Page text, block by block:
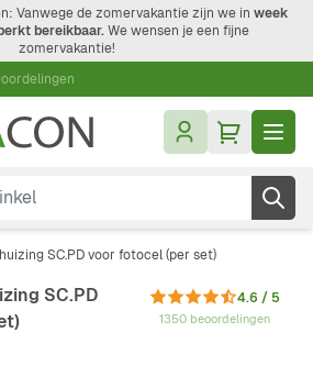
Vanwege de zomervakantie zijn we in week
bereikbaar.We wensen je een fijne
zomervakantie!
SC.PD voor fotocel (per set)
SC.PD
4.6 / 5
1350 beoordelingen